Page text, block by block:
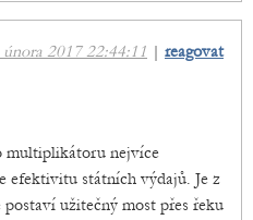
února 2017 22:44:11 | reagovat
multiplikátoru nejvíce
efektivitu státních výdajů. Je z
užitečný most přes řeku